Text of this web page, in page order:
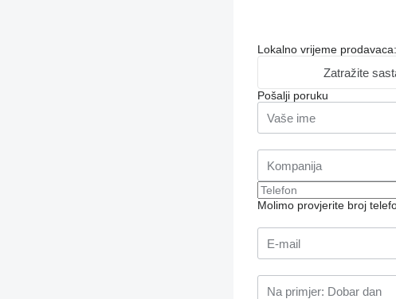
Lokalno vrijeme
Zatražite
Pošalji poruku
Molimo provjerite broj